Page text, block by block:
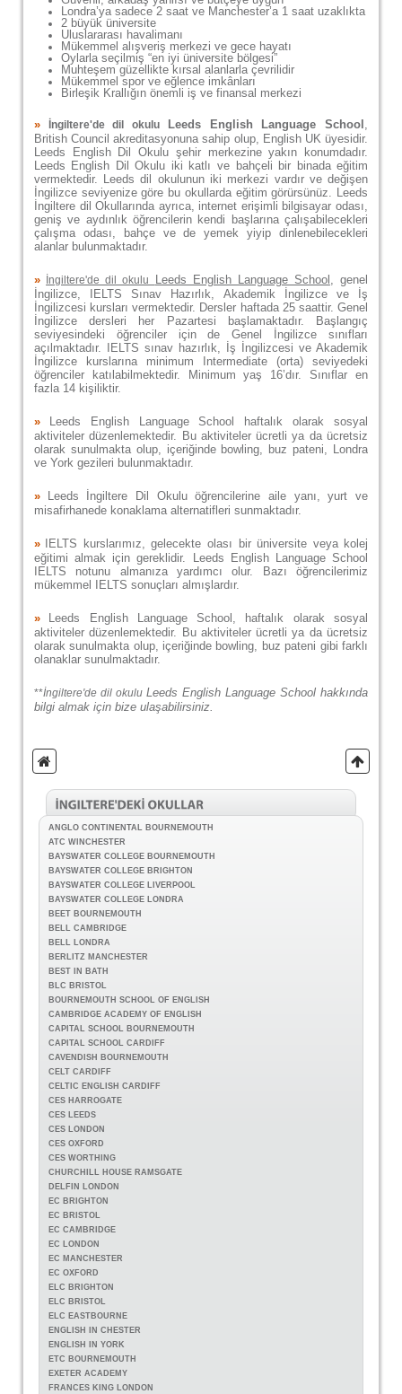
Londra’ya sadece 2 saat ve Manchester’a 1 saat uzaklıkta
2 büyük üniversite
Uluslararası havalimanı
Mükemmel alışveriş merkezi ve gece hayatı
Oylarla seçilmiş “en iyi üniversite bölgesi”
Muhteşem güzellikte kırsal alanlarla çevrilidir
Mükemmel spor ve eğlence imkânları
Birleşik Krallığın önemli iş ve finansal merkezi
» İngiltere'de dil okulu Leeds English Language School ,
British Council akreditasyonuna sahip olup, English UK üyesidir.
Leeds English Dil Okulu şehir merkezine yakın konumdadır.
Leeds English Dil Okulu iki katlı ve bahçeli bir binada eğitim
vermektedir. Leeds dil okulunun iki merkezi vardır ve değişen
İngilizce seviyenize göre bu okullarda eğitim görürsünüz. Leeds
İngiltere dil Okullarında ayrıca, internet erişimli bilgisayar odası,
geniş ve aydınlık öğrencilerin kendi başlarına çalışabilecekleri
çalışma odası, bahçe ve de yemek yiyip dinlenebilecekleri
alanlar bulunmaktadır.
» İngiltere'de dil okulu Leeds English Language School , genel
İngilizce, IELTS Sınav Hazırlık, Akademik İngilizce ve İş
İngilizcesi kursları vermektedir. Dersler haftada 25 saattir. Genel
İngilizce dersleri her Pazartesi başlamaktadır. Başlangıç
seviyesindeki öğrenciler için de Genel İngilizce sınıfları
açılmaktadır. IELTS sınav hazırlık, İş İngilizcesi ve Akademik
İngilizce kurslarına minimum Intermediate (orta) seviyedeki
öğrenciler katılabilmektedir. Minimum yaş 16’dır. Sınıflar en
fazla 14 kişiliktir.
»
Leeds English Language School haftalık olarak sosyal
aktiviteler düzenlemektedir. Bu aktiviteler ücretli ya da ücretsiz
olarak sunulmakta olup, içeriğinde bowling, buz pateni, Londra
ve York gezileri bulunmaktadır.
»
Leeds İngiltere Dil Okulu öğrencilerine aile yanı, yurt ve
misafirhanede konaklama alternatifleri sunmaktadır.
»
IELTS kurslarımız, gelecekte olası bir üniversite veya kolej
eğitimi almak için gereklidir. Leeds English Language School
IELTS notunu almanıza yardımcı olur. Bazı öğrencilerimiz
mükemmel IELTS sonuçları almışlardır.
»
Leeds English Language School, haftalık olarak sosyal
aktiviteler düzenlemektedir. Bu aktiviteler ücretli ya da ücretsiz
olarak sunulmakta olup, içeriğinde bowling, buz pateni gibi farklı
olanaklar sunulmaktadır.
**İngiltere'de dil okulu Leeds English Language School hakkında
bilgi almak için bize ulaşabilirsiniz.
ANGLO CONTINENTAL BOURNEMOUTH
ATC WINCHESTER
BAYSWATER COLLEGE BOURNEMOUTH
BAYSWATER COLLEGE BRIGHTON
BAYSWATER COLLEGE LIVERPOOL
BAYSWATER COLLEGE LONDRA
BEET BOURNEMOUTH
BELL CAMBRIDGE
BELL LONDRA
BERLITZ MANCHESTER
BEST IN BATH
BLC BRISTOL
BOURNEMOUTH SCHOOL OF ENGLISH
CAMBRIDGE ACADEMY OF ENGLISH
CAPITAL SCHOOL BOURNEMOUTH
CAPITAL SCHOOL CARDIFF
CAVENDISH BOURNEMOUTH
CELT CARDIFF
CELTIC ENGLISH CARDIFF
CES HARROGATE
CES LEEDS
CES LONDON
CES OXFORD
CES WORTHING
CHURCHILL HOUSE RAMSGATE
DELFIN LONDON
EC BRIGHTON
EC BRISTOL
EC CAMBRIDGE
EC LONDON
EC MANCHESTER
EC OXFORD
ELC BRIGHTON
ELC BRISTOL
ELC EASTBOURNE
ENGLISH IN CHESTER
ENGLISH IN YORK
ETC BOURNEMOUTH
EXETER ACADEMY
FRANCES KING LONDON